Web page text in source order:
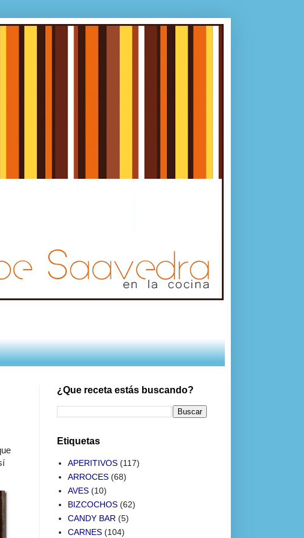
¿Que receta estás buscando?
Etiquetas
APERITIVOS (117)
ARROCES (68)
AVES (10)
BIZCOCHOS (62)
CANDY BAR (5)
CARNES (104)